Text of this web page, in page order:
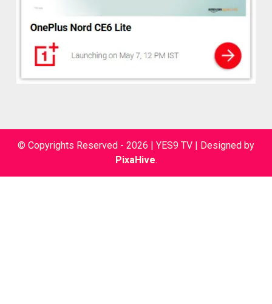
© Copyrights Reserved - 2026 | YES9 TV
Designed by
PixaHive.